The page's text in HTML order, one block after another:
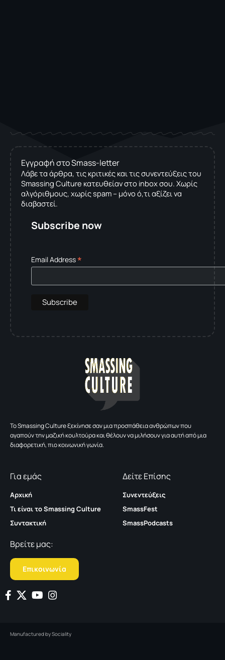
Εγγραφή στο Smass-letter
Λάβε τα άρθρα, τις κριτικές και τις συνεντεύξεις του
Smassing Culture κατευθείαν στο inbox σου. Χωρίς
αλγόριθμους, χωρίς spam – μόνο ό,τι αξίζει να
διαβαστεί.
Subscribe now
Email Address*
To Smassing Culture ξεκίνησε σαν μια προσπάθεια ανθρώπων που
αγαπούν την μαζική κουλτούρα και θέλουν να μιλήσουν για αυτή από μια
διαφορετική, πιο κοινωνική γωνία.
Για εμάς
Αρχική
Τι είναι το Smassing Culture
Συντακτική
Δείτε Επίσης
Συνεντεύξεις
SmassFest
SmassPodcasts
Βρείτε μας:
Επικοινωνία
Manufactured bySociality